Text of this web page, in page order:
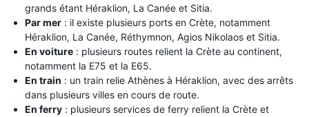
grands étant Héraklion, La Canée et Sitia.
Par mer : il existe plusieurs ports en Crète, notamment
Héraklion, La Canée, Réthymnon, Agios Nikolaos et Sitia.
En voiture : plusieurs routes relient la Crète au continent,
notamment la E75 et la E65.
En train : un train relie Athènes à Héraklion, avec des arrêts
dans plusieurs villes en cours de route.
En ferry : plusieurs services de ferry relient la Crète et